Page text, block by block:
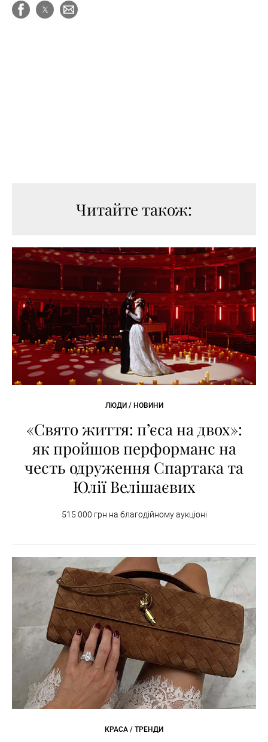
Читайте також:
ЛЮДИ / НОВИНИ
«Свято життя: п’єса на двох»:
як пройшов перформанс на
честь одруження Спартака та
Юлії Велішаєвих
515 000 грн на благодійному аукціоні
КРАСА / ТРЕНДИ